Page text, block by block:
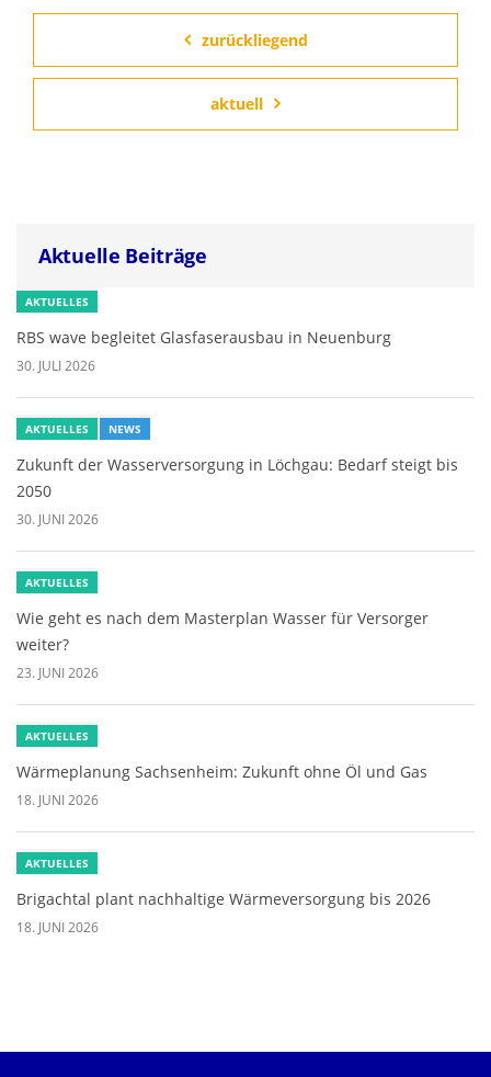
zurückliegend
aktuell
Aktuelle Beiträge
AKTUELLES
RBS wave begleitet Glasfaserausbau in Neuenburg
30. JULI 2026
AKTUELLES NEWS
Zukunft der Wasserversorgung in Löchgau: Bedarf steigt bis
2050
30. JUNI 2026
AKTUELLES
Wie geht es nach dem Masterplan Wasser für Versorger
weiter?
23. JUNI 2026
AKTUELLES
Wärmeplanung Sachsenheim: Zukunft ohne Öl und Gas
18. JUNI 2026
AKTUELLES
Brigachtal plant nachhaltige Wärmeversorgung bis 2026
18. JUNI 2026